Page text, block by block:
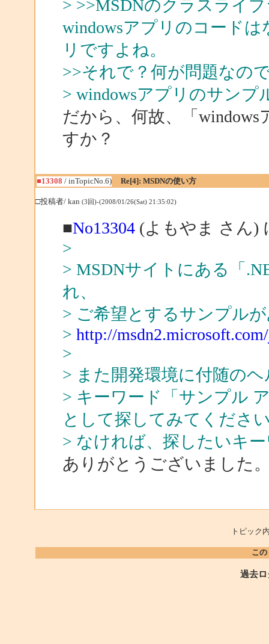
> >>MSDNのクラスライ
windowsアプリのコード
リですよね。
>>それで？何が問題なの
> windowsアプリのサン
だから、何故、「
すか？
■13308 / inTopicNo.6) Re[4]: MSDNの使い方
□投稿者/ kan (3回)-(2008/01/26(Sat) 21:35:02)
■No13304(よもやま さん)
>
> MSDNサイトにある「
れ、
> ご希望とするサンプル
> http://
>
> また開発環境に付随の
> キーワード「サンプル
として探してみてくださ
> なければ、探したいキ
ありがとうございました
トピッ
こ
過去